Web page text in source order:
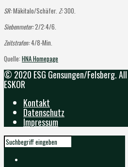
SR:Mäkitalo/Schäfer. Z:300.
Siebenmeter:2/2:4/6.
Zeitstrafen:4/8-Min.
Quelle: HNA Homepage
© 2020 ESG Gensungen/Felsberg.
ESKOR
Kontakt
Datenschutz
Impressum